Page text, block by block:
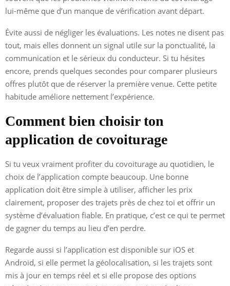
lui-même que d’un manque de vérification avant départ.
Évite aussi de négliger les évaluations. Les notes ne disent pas
tout, mais elles donnent un signal utile sur la ponctualité, la
communication et le sérieux du conducteur. Si tu hésites
encore, prends quelques secondes pour comparer plusieurs
offres plutôt que de réserver la première venue. Cette petite
habitude améliore nettement l’expérience.
Comment bien choisir ton
application de covoiturage
Si tu veux vraiment profiter du covoiturage au quotidien, le
choix de l’application compte beaucoup. Une bonne
application doit être simple à utiliser, afficher les prix
clairement, proposer des trajets près de chez toi et offrir un
système d’évaluation fiable. En pratique, c’est ce qui te permet
de gagner du temps au lieu d’en perdre.
Regarde aussi si l’application est disponible sur iOS et
Android, si elle permet la géolocalisation, si les trajets sont
mis à jour en temps réel et si elle propose des options